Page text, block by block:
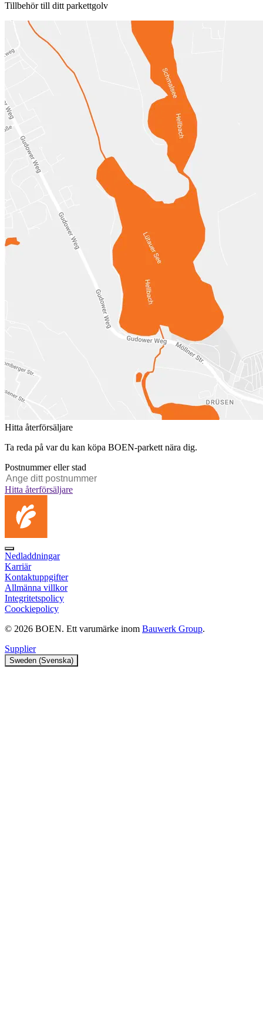
Tillbehör till ditt parkettgolv
Hitta återförsäljare
Ta reda på var du kan köpa BOEN-parkett nära dig.
Postnummer eller stad
Hitta återförsäljare
Nedladdningar
Karriär
Kontaktuppgifter
Allmänna villkor
Integritetspolicy
Coockiepolicy
© 2026 BOEN. Ett varumärke inom Bauwerk Group.
Supplier
Sweden (Svenska)